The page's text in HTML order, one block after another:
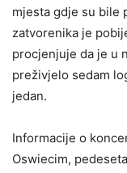
mjesta gdje su bile
zatvorenika je
procjenjuje da je u
preživjelo sedam
jedan.
Informacije o
Oswiecim,